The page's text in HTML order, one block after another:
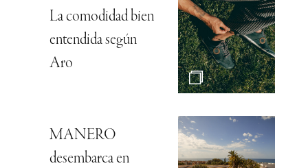
La comodidad bien
entendida según
Aro
MANERO
desembarca en